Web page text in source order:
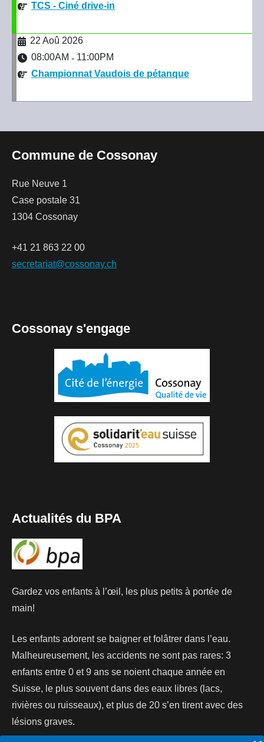
TCS - Ciné drive-in
22 Aoû 2026
08:00AM - 11:00PM
Championnat Vaudois de pétanque
Commune de Cossonay
Rue Neuve 1
Case postale 31
1304 Cossonay
+41 21 863 22 00
secretariat@cossonay.ch
Cossonay s'engage
Actualités du BPA
Gardez vos enfants à l’œil, les plus petits à portée de
main!
Les enfants adorent se baigner et folâtrer dans l’eau.
Malheureusement, les accidents ne sont pas rares: 3
enfants entre 0 et 9 ans se noient chaque année en
Suisse, le plus souvent dans des eaux libres (lacs,
rivières ou ruisseaux), et plus de 20 s’en tirent avec des
lésions graves.